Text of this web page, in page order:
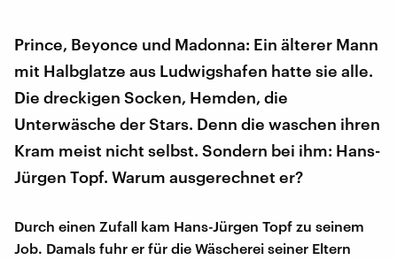
Prince, Beyonce und Madonna: Ein älterer Mann
mit Halbglatze aus Ludwigshafen hatte sie alle.
Die dreckigen Socken, Hemden, die
Unterwäsche der Stars. Denn die waschen ihren
Kram meist nicht selbst. Sondern bei ihm: Hans-
Jürgen Topf. Warum ausgerechnet er?
Durch einen Zufall kam Hans-Jürgen Topf zu seinem
Job. Damals fuhr er für die Wäscherei seiner Eltern